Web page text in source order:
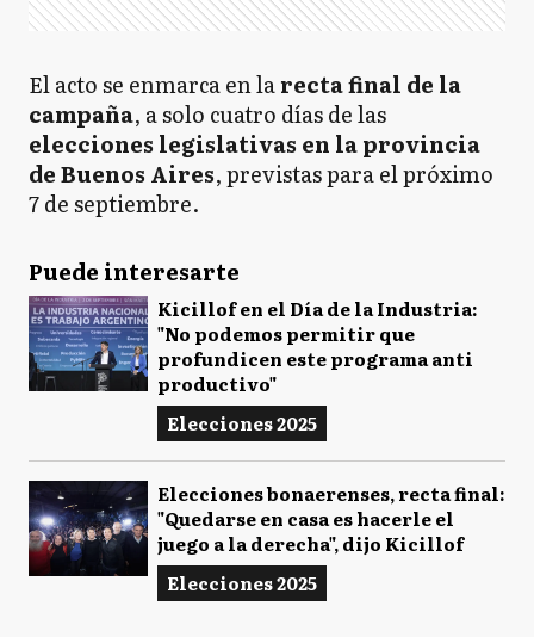
El acto se enmarca en larecta final de la
campaña, a solo cuatro días de las
elecciones legislativas en la provincia
de Buenos Aires, previstas para el próximo
7 de septiembre.
Puede interesarte
Kicillof en el Día de la Industria:
"No podemos permitir que
profundicen este programa anti
productivo"
Elecciones 2025
Elecciones bonaerenses, recta final:
"Quedarse en casa es hacerle el
juego a la derecha", dijo Kicillof
Elecciones 2025